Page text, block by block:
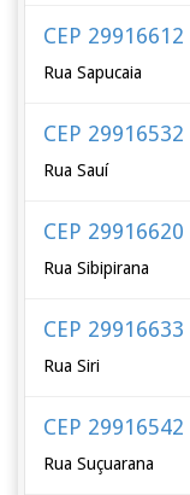
CEP 29916612
Rua Sapucaia
CEP 29916532
Rua Sauí
CEP 29916620
Rua Sibipirana
CEP 29916633
Rua Siri
CEP 29916542
Rua Suçuarana